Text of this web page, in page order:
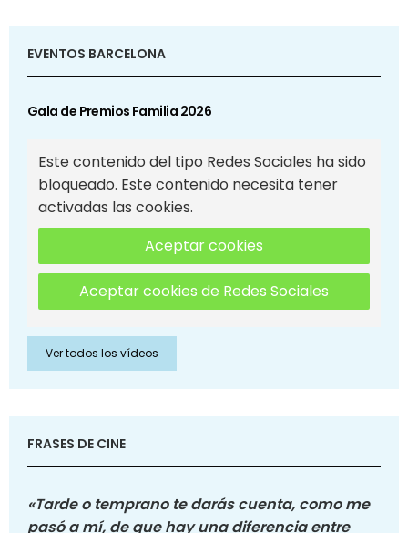
EVENTOS BARCELONA
Gala de Premios Familia 2026
Este contenido del tipo Redes Sociales ha sido
bloqueado. Este contenido necesita tener
activadas las cookies.
Aceptar cookies
Aceptar cookies de Redes Sociales
Ver todos los vídeos
FRASES DE CINE
«Tarde o temprano te darás cuenta, como me
pasó a mí, de que hay una diferencia entre